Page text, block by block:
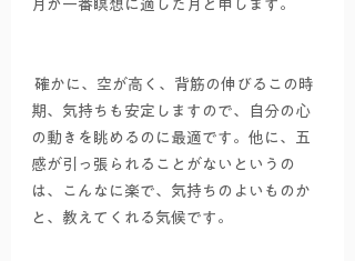
月が一番瞑想に適した月と申します。
期、気持ちも安定しますので、自分の心
の動きを眺めるのに最適です。他に、五
感が引っ張られることがないというの
は、こんなに楽で、気持ちのよいものか
と、教えてくれる気候です。